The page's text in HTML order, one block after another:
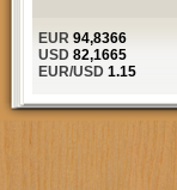
EUR 94,8366
USD 82,1665
EUR/USD 1.15